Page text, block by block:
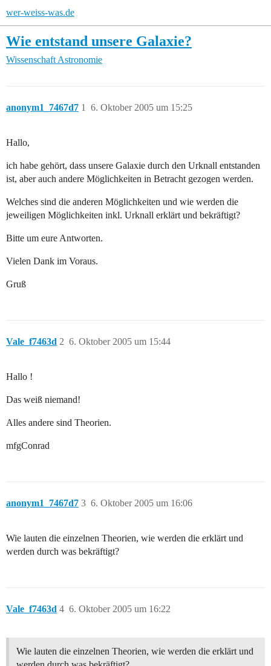
wer-weiss-was.de
Wie entstand unsere Galaxie?
Wissenschaft Astronomie
anonym1_7467d7 6. Oktober 2005 um 15:25
1
Hallo,
ich habe gehört, dass unsere Galaxie durch den Urknall entstanden
ist, aber auch andere Möglichkeiten in Betracht gezogen werden.
Welches sind die anderen Möglichkeiten und wie werden die
jeweiligen Möglichkeiten inkl. Urknall erklärt und bekräftigt?
Bitte um eure Antworten.
Vielen Dank im Voraus.
Gruß
Vale_f7463d 6. Oktober 2005 um 15:44
2
Hallo !
Das weiß niemand!
Alles andere sind Theorien.
mfgConrad
anonym1_7467d7 6. Oktober 2005 um 16:06
3
Wie lauten die einzelnen Theorien, wie werden die erklärt und
werden durch was bekräftigt?
Vale_f7463d 6. Oktober 2005 um 16:22
4
Wie lauten die einzelnen Theorien, wie werden die erklärt und